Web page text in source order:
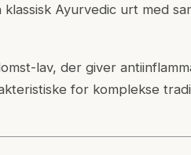
klassisk Ayurvedic urt med
lav, der giver
for komplekse